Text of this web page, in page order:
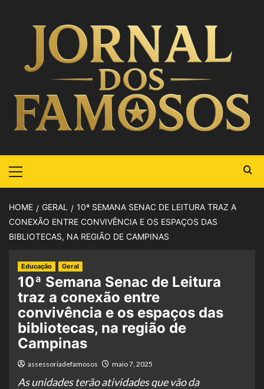
HOME GERAL
10ª SEMANA SENAC DE LEITURA TRAZ A
CONEXÃO ENTRE CONVIVÊNCIA E OS ESPAÇOS DAS
BIBLIOTECAS, NA REGIÃO DE CAMPINAS
Educação Geral
10ª Semana Senac de Leitura
traz a conexão entre
convivência e os espaços das
bibliotecas, na região de
Campinas
assessoriadefamosos maio 7, 2025
As unidades terão atividades que vão da